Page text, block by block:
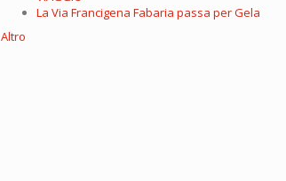
La Via Francigena Fabaria passa per Gela
Altro